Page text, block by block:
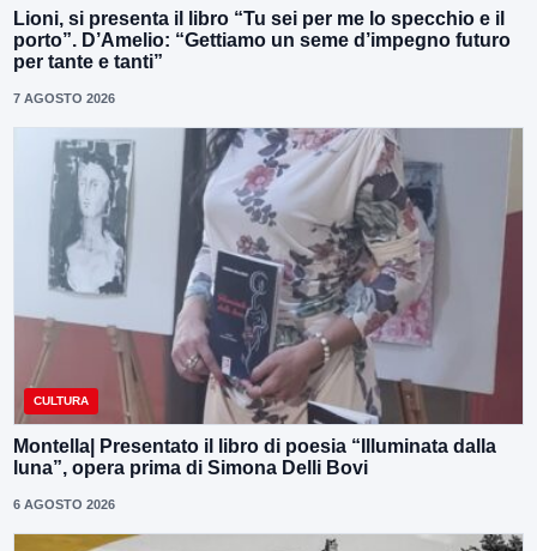
Lioni, si presenta il libro “Tu sei per me lo specchio e il
porto”. D’Amelio: “Gettiamo un seme d’impegno futuro
per tante e tanti”
7 AGOSTO 2026
CULTURA
Montella| Presentato il libro di poesia “Illuminata dalla
luna”, opera prima di Simona Delli Bovi
6 AGOSTO 2026